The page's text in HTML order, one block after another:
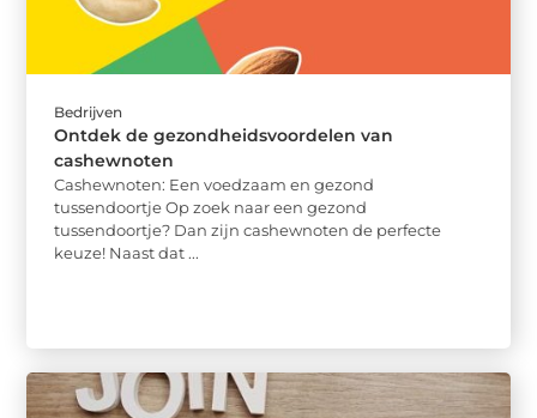
Bedrijven
Ontdek de gezondheidsvoordelen van
cashewnoten
Cashewnoten: Een voedzaam en gezond
tussendoortje Op zoek naar een gezond
tussendoortje? Dan zijn cashewnoten de perfecte
keuze! Naast dat ...